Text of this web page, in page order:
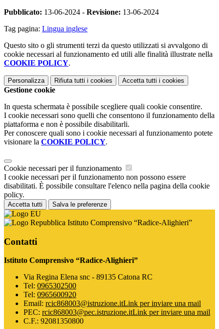
Pubblicato: 13-06-2024 - Revisione: 13-06-2024
Tag pagina: Lingua inglese
Questo sito o gli strumenti terzi da questo utilizzati si avvalgono di
cookie necessari al funzionamento ed utili alle finalità illustrate nella
COOKIE POLICY.
Personalizza Rifiuta tutti i cookies Accetta tutti i cookies
Gestione cookie
In questa schermata è possibile scegliere quali cookie consentire.
I cookie necessari sono quelli che consentono il funzionamento della
piattaforma e non è possibile disabilitarli.
Per conoscere quali sono i cookie necessari al funzionamento potete
visionare la COOKIE POLICY.
Cookie necessari per il funzionamento
I cookie necessari per il funzionamento non possono essere
disabilitati. È possibile consultare l'elenco nella pagina della cookie
policy.
Accetta tutti Salva le preferenze
Istituto Comprensivo “Radice-Alighieri”
Contatti
Istituto Comprensivo “Radice-Alighieri”
Via Regina Elena snc - 89135 Catona RC
Tel: 0965302500
Tel: 0965600920
Email: rcic868003@istruzione.itLink per inviare una mail
PEC: rcic868003@pec.istruzione.itLink per inviare una mail
C.F.: 92081350800